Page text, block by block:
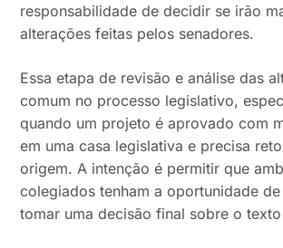
responsabilidade de decidir se irão
alterações feitas pelos senadores.
Essa etapa de revisão e análise das
comum no processo legislativo,
quando um projeto é aprovado com
em uma casa legislativa e precisa
origem. A intenção é permitir que
colegiados tenham a oportunidade
tomar uma decisão final sobre o